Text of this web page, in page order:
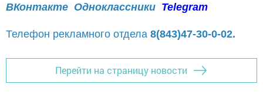
ВКонтакте Одноклассники Telegram
Телефон рекламного отдела 8(843)47-30-0-02.
Перейти на страницу новости